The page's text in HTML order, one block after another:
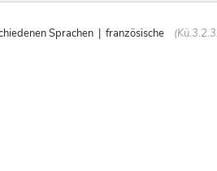
Sprachen | französische